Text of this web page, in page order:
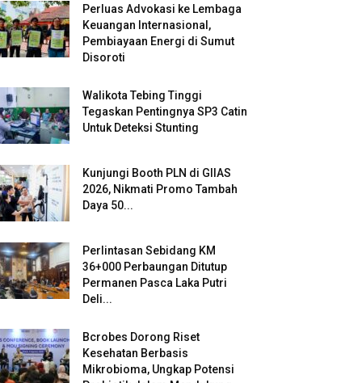
Perluas Advokasi ke Lembaga
Keuangan Internasional,
Pembiayaan Energi di Sumut
Disoroti
Walikota Tebing Tinggi
Tegaskan Pentingnya SP3 Catin
Untuk Deteksi Stunting
Kunjungi Booth PLN di GIIAS
2026, Nikmati Promo Tambah
Daya 50...
Perlintasan Sebidang KM
36+000 Perbaungan Ditutup
Permanen Pasca Laka Putri
Deli...
Bcrobes Dorong Riset
Kesehatan Berbasis
Mikrobioma, Ungkap Potensi